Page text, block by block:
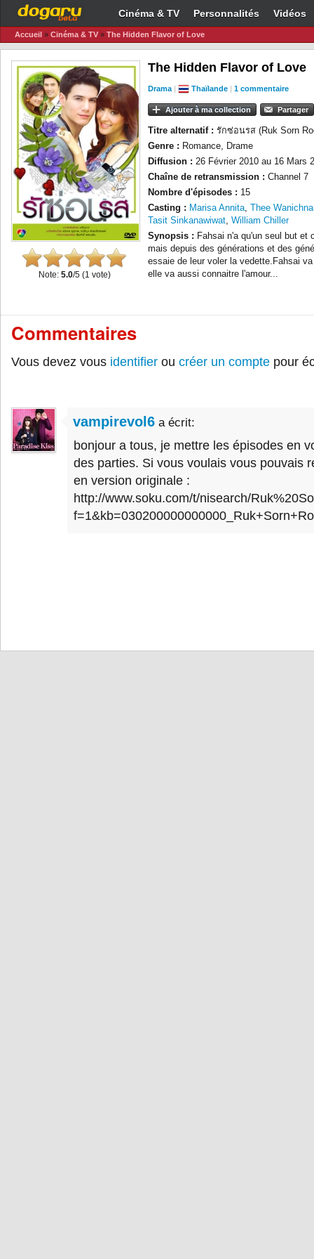
Cinéma & TV Personnalités Vidéos
Accueil » Cinéma & TV » The Hidden Flavor of Love
Note: 5.0/5 (1 vote)
The Hidden Flavor of Love
Drama | Thaïlande | 1 commentaire
Ajouter à ma collection Partager
Titre alternatif : รักซ่อนรส (Ruk Sorn
Genre : Romance, Drame
Diffusion : 26 Février 2010 au 16 Mars
Chaîne de retransmission : Channel 7
Nombre d'épisodes : 15
Casting : Marisa Annita,
Thee
Tasit Sinkanawiwat, William Chiller
Synopsis : Fahsai n'a qu'un seul but et
mais depuis des générations et des
essaie de leur voler la vedette.Fahsai
elle va aussi connaitre l'amour...
Commentaires
Vous devez vous identifier ou créer un compte pour
vampirevol6 a écrit:
bonjour a tous, je mettre les épisodes en
des parties. Si vous voulais vous pouvais
en version originale :
http://www.soku.com/t/nisearch/